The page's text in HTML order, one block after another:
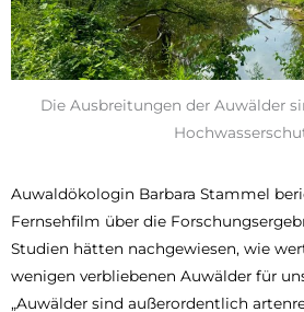
Die Ausbreitungen der Auwälder
Auwaldökologin Barbara Stammel
Fernsehfilm über die
Studien hätten nachgewiesen, wie
wenigen verbliebenen Auwälder für
„Auwälder sind außerordentlich